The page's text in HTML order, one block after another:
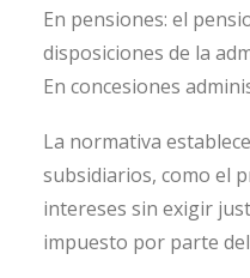
En pensiones: el
disposiciones de la
En concesiones
La normativa
subsidiarios, como el
intereses sin exigir
impuesto por parte